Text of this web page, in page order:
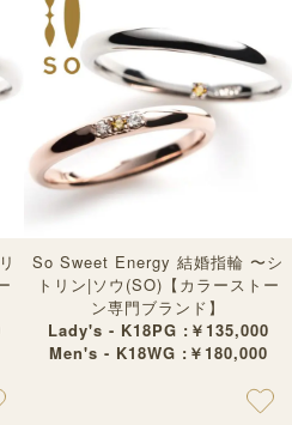
So Sweet Energy 結婚指輪 〜シ
トリン|ソウ(SO)【カラーストー
ン専門ブランド】
Lady's - K18PG :￥135,000
Men's - K18WG :￥180,000